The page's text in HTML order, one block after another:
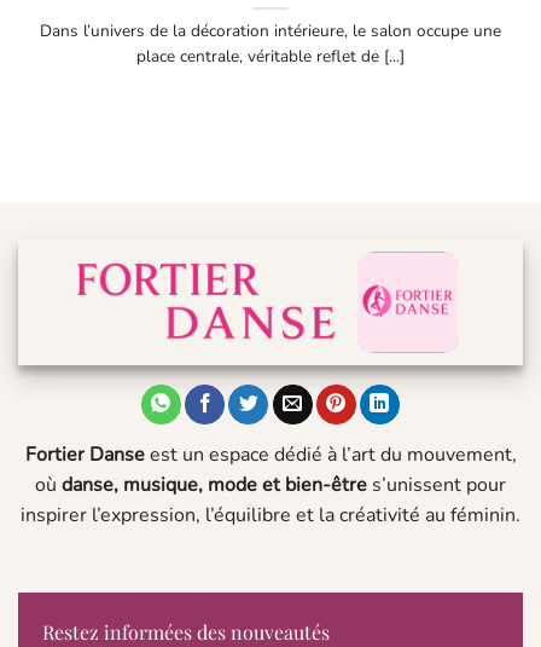
Dans l’univers de la décoration intérieure, le salon occupe une
place centrale, véritable reflet de [...]
Fortier Danseest un espace dédié à l’art du mouvement,
où danse, musique, mode et bien-être s’unissent pour
inspirer l’expression, l’équilibre et la créativité au féminin.
Restez informées des nouveautés